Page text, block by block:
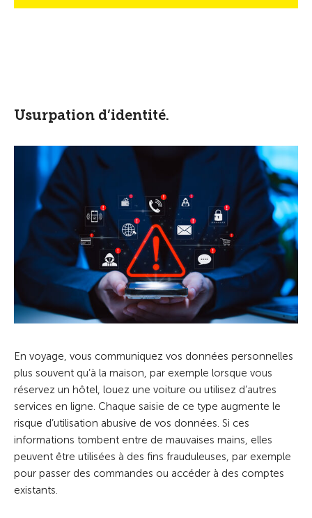
Usurpation d’identité.
En voyage, vous communiquez vos données personnelles
plus souvent qu’à la maison, par exemple lorsque vous
réservez un hôtel, louez une voiture ou utilisez d’autres
services en ligne. Chaque saisie de ce type augmente le
risque d’utilisation abusive de vos données. Si ces
informations tombent entre de mauvaises mains, elles
peuvent être utilisées à des fins frauduleuses, par exemple
pour passer des commandes ou accéder à des comptes
existants.